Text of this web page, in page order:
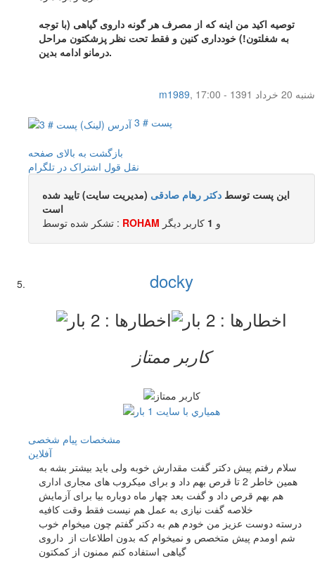
توصیه اکید من اینه که از مصرف هر گونه داروی گیاهی (با توجه
به شغلتون!) خودداری کنین و فقط تحت نظر پزشکتون مراحل
درمانو ادامه بدین.
m1989,
شنبه 20 خرداد 1391 - 17:00
پست # 3
بازگشت به بالای صفحه
نقل قول اشتراک در تلگرام
این پست توسط دکتر رهام صادقی (مدیریت سایت) تایید شده
است
تشکر شده توسط : ROHAM و 1 کاربر ديگر
docky
کاربر ممتاز
مشخصات پیام شخصی
آفلاين
سلام رفتم پیش دکتر گفت مقدارش خوبه ولی باید بیشتر بشه به
همین خاطر 2 تا قرص بهم داد و برای میکروب های مجاری اداری
هم بهم قرص داد و گفت بعد چهار ماه دوباره بیا برای آزمایش
خلاصه گفت نیازی به عمل هم نیست فقط وقت کافیه
درسته دوست عزیز من خودم هم به دکتر گفتم چون میخوام خوب
شم اومدم پیش متخصص و نمیخوام که بدون اطلاعات از داروی
گیاهی استفاده کنم ممنون از کمکتون